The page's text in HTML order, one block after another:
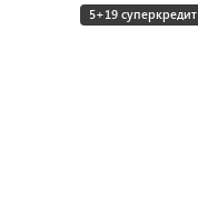
5+19 суперкредит